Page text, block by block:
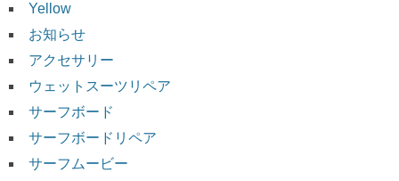
Yellow
お知らせ
アクセサリー
ウェットスーツリペア
サーフボード
サーフボードリペア
サーフムービー